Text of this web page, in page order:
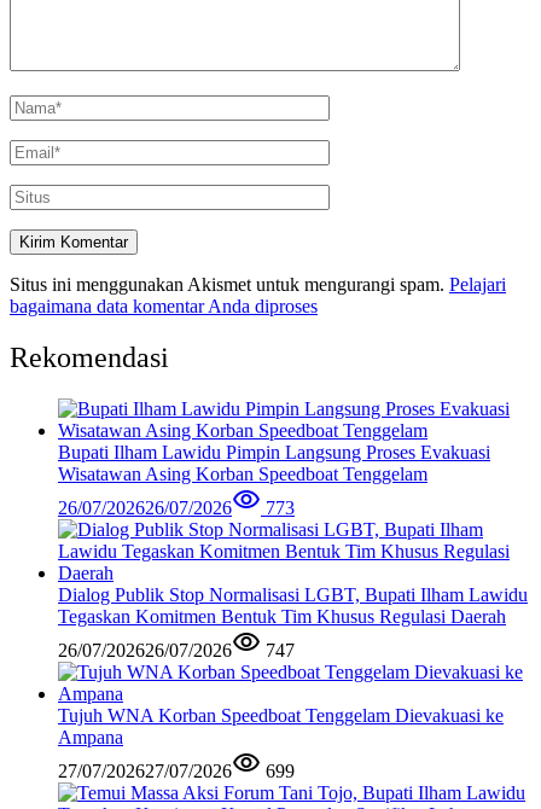
Situs ini menggunakan Akismet untuk mengurangi spam. Pelajari
bagaimana data komentar Anda diproses
Rekomendasi
Bupati Ilham Lawidu Pimpin Langsung Proses Evakuasi
Wisatawan Asing Korban Speedboat Tenggelam
26/07/202626/07/2026 773
Dialog Publik Stop Normalisasi LGBT, Bupati Ilham Lawidu
Tegaskan Komitmen Bentuk Tim Khusus Regulasi Daerah
26/07/202626/07/2026 747
Tujuh WNA Korban Speedboat Tenggelam Dievakuasi ke
Ampana
27/07/202627/07/2026 699